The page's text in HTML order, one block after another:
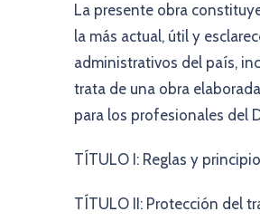
La presente obra
la más actual, útil y
administrativos del país,
trata de una obra
para los profesionales del
TÍTULO I: Reglas y
TÍTULO II: Protección del